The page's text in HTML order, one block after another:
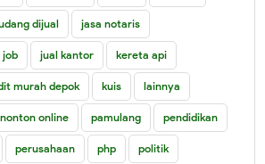
dijual jasa notaris
job jual kantor kereta api
murah depok kuis lainnya
nonton online pamulang pendidikan
perusahaan php politik